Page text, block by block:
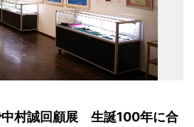
中村誠回顧展 生誕100年に合